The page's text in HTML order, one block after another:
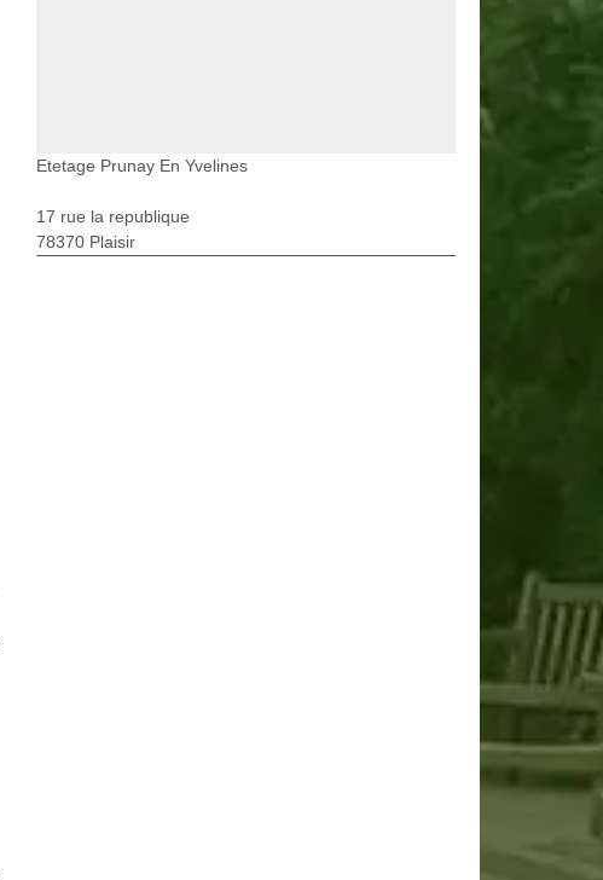
Etetage Prunay En Yvelines
17 rue la republique
78370 Plaisir